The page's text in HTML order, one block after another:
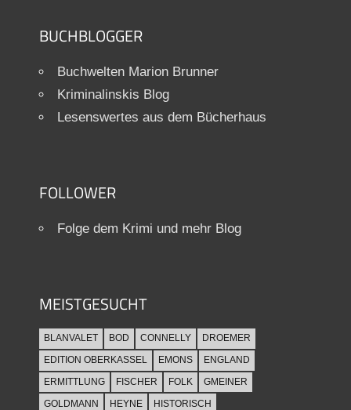
BUCHBLOGGER
Buchwelten Marion Brunner
Kriminalinskis Blog
Lesenswertes aus dem Bücherhaus
FOLLOWER
Folge dem Krimi und mehr Blog
MEISTGESUCHT
BLANVALET BOD CONNELLY
DROEMER
EDITION OBERKASSEL
EMONS
ENGLAND
ERMITTLUNG
FISCHER FOLK
GMEINER
GOLDMANN
HEYNE
HISTORISCH